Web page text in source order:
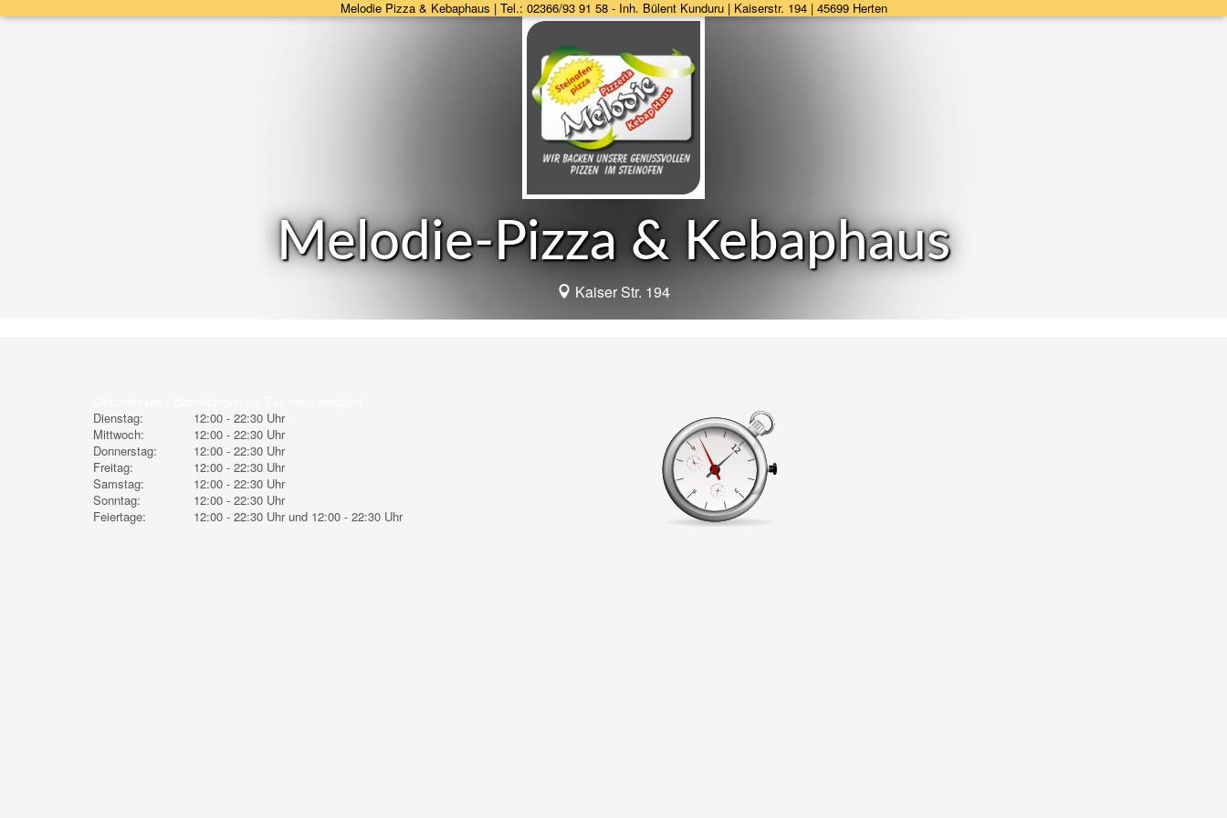
Melodie Pizza & Kebaphaus | Tel.: 02366/93 91 58 - Inh. Bülent Kunduru | Kaiserstr. 194 | 45699 Herten
Melodie-Pizza & Kebaphaus
Kaiser Str. 194
Dienstag:
12:00 - 22:30 Uhr
Mittwoch:
12:00 - 22:30 Uhr
Donnerstag:
12:00 - 22:30 Uhr
Freitag:
12:00 - 22:30 Uhr
Samstag:
12:00 - 22:30 Uhr
Sonntag:
12:00 - 22:30 Uhr
Feiertage:
12:00 - 22:30 Uhr und 12:00 - 22:30 Uhr